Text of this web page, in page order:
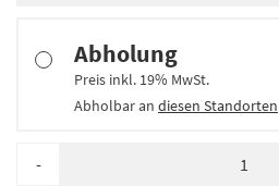
Abholung
Preis inkl. 19% MwSt.
Abholbar an diesen Standorten
-